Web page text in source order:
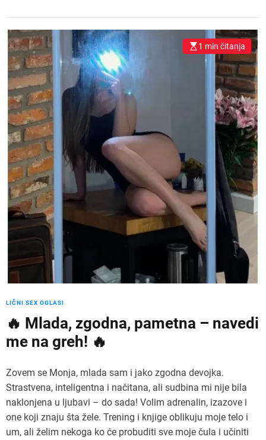
1 min čitanja
LIČNI SEX OGLASI
🔥 Mlada, zgodna, pametna – navedi
me na greh! 🔥
Zovem se Monja, mlada sam i jako zgodna devojka.
Strastvena, inteligentna i načitana, ali sudbina mi nije bila
naklonjena u ljubavi – do sada! Volim adrenalin, izazove i
one koji znaju šta žele. Trening i knjige oblikuju moje telo i
um, ali želim nekoga ko će probuditi sve moje čula i učiniti